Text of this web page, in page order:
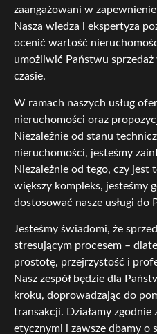
zaangażowani w
Nasza wiedza i ekspertyza
ocenić wartość
umożliwić Państwu
czasie.
W ramach naszych usług
nieruchomości oraz
Niezależnie od stanu
nieruchomości, jesteśmy
Niezależnie od tego, czy jest
większy kompleks, jesteśmy
dostosować nasze usługi do
Jesteśmy świadomi, że
stresującym procesem –
prostotę, przejrzystość i
Nasz zespół będzie dla
kroku, doprowadzając do
transakcji. Działamy
etycznymi i zawsze dbamy o